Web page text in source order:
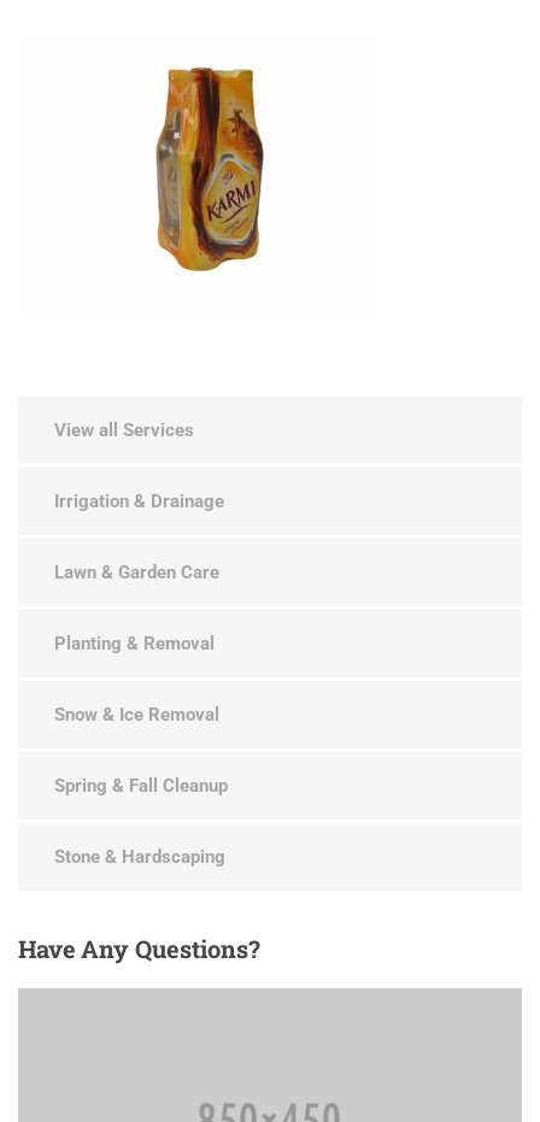
View all Services
Irrigation & Drainage
Lawn & Garden Care
Planting & Removal
Snow & Ice Removal
Spring & Fall Cleanup
Stone & Hardscaping
HaveAny Questions?